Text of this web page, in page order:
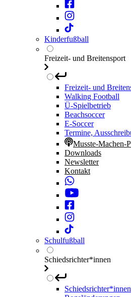
Kinderfußball
Freizeit- und Breitensport
Freizeit- und
Walking Football
Ü-Spielbetrieb
Beachsoccer
E-Soccer
Termine,
Musste-Machen-
Downloads
Newsletter
Kontakt
Schulfußball
Schiedsrichter*innen
Schiedsrichter*innen